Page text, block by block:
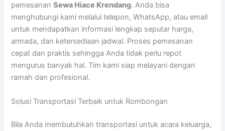
pemesananSewa Hiace Krendang. Anda bisa
menghubungi kami melalui telepon, WhatsApp, atau email
untuk mendapatkan informasi lengkap seputar harga,
armada, dan ketersediaan jadwal. Proses pemesanan
cepat dan praktis sehingga Anda tidak perlu repot
mengurus banyak hal. Tim kami siap melayani dengan
ramah dan profesional.
Solusi Transportasi Terbaik untuk Rombongan
Bila Anda membutuhkan transportasi untuk acara keluarga,